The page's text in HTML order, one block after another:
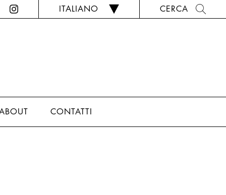
ITALIANO CERCA
CONTATTI